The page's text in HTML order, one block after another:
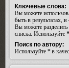
Ключевые слова:
Вы можете
быть в результатах, и
Вы можете
списка. Используйте *
Поиск по автору:
Используйте * в